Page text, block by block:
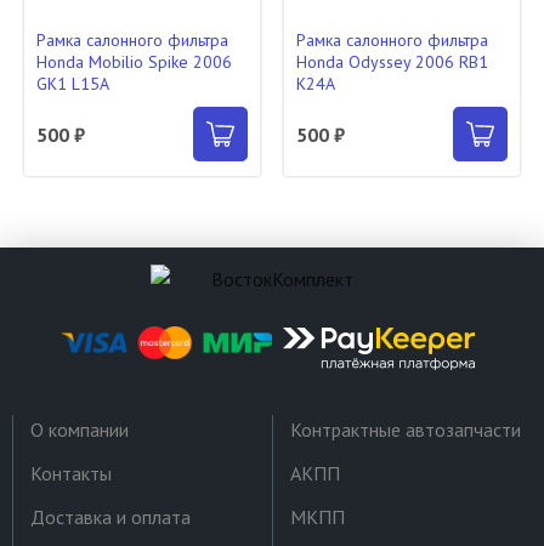
Рамка салонного фильтра
Honda Mobilio Spike 2006
GK1 L15A
500 ₽
Рамка салонного фильтра
Honda Odyssey 2006 RB1
K24A
500 ₽
О компании
Контакты
Доставка и оплата
Контрактные автозапчасти
АКПП
МКПП